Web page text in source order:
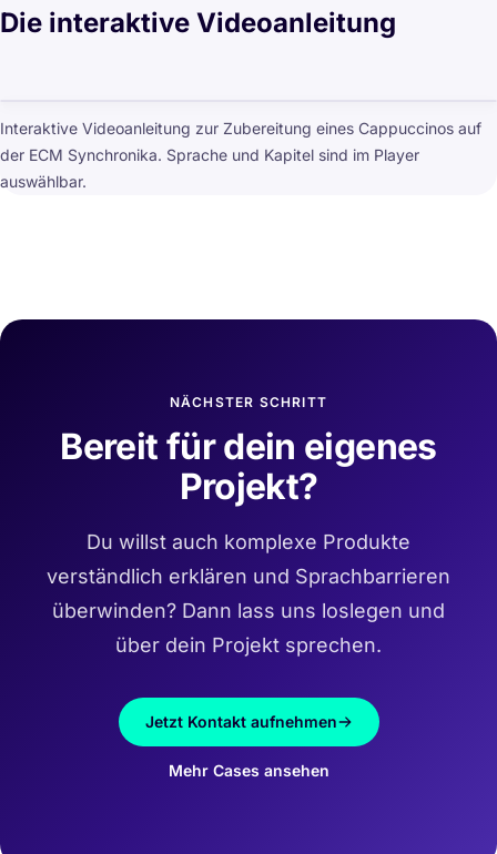
Die interaktive Videoanleitung
Interaktive Videoanleitung zur Zubereitung eines Cappuccinos auf
der ECM Synchronika. Sprache und Kapitel sind im Player
auswählbar.
NÄCHSTER SCHRITT
Bereit für dein eigenes
Projekt?
Du willst auch komplexe Produkte
verständlich erklären und Sprachbarrieren
überwinden? Dann lass uns loslegen und
über dein Projekt sprechen.
Jetzt Kontakt aufnehmen
Mehr Cases ansehen